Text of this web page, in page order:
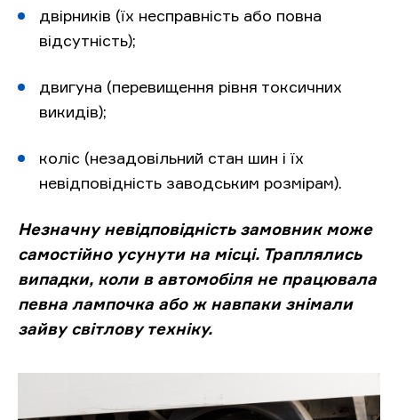
двірників (їх несправність або повна
відсутність);
двигуна (перевищення рівня токсичних
викидів);
коліс (незадовільний стан шин і їх
невідповідність заводським розмірам).
Незначну невідповідність замовник може
самостійно усунути на місці. Траплялись
випадки, коли в автомобіля не працювала
певна лампочка або ж навпаки знімали
зайву світлову техніку.